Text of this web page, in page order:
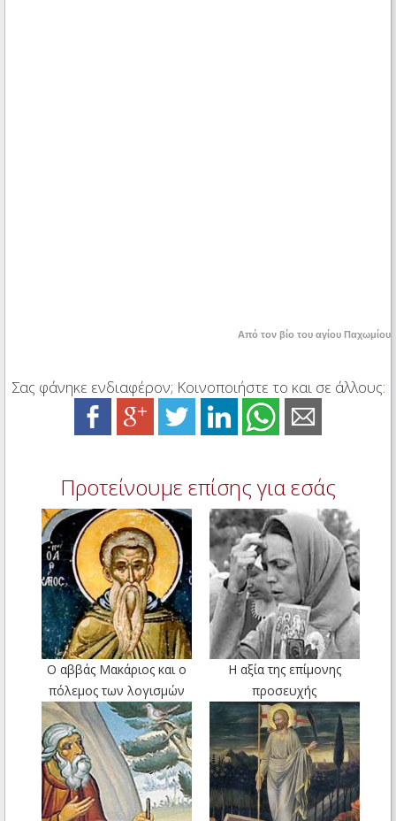
Από τον βίο του αγίου Παχωμίου
Σας φάνηκε ενδιαφέρον; Κοινοποιήστε το και σε άλλους:
Προτείνουμε επίσης για εσάς
Ο αββάς Μακάριος και ο
πόλεμος των λογισμών
Η αξία της επίμονης
προσευχής